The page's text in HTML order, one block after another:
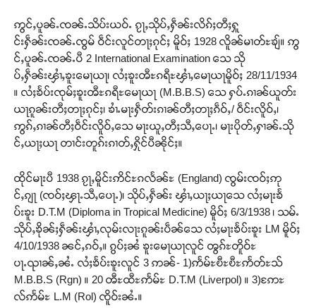
ဢွင်ႇပူၼ်ႉၸၼ်ႉသိပ်းယဝ်ႉ ၵႂႃႇသိုပ်ႇႁဵၼ်းလိၵ်ႈတီႈႁူ
င်းႁဵၼ်းၸၼ်ႉၸွမ် ဝဵင်းလူင်တႃႈၵုင်ႈ မိူဝ်ႈ 1928 လိူၼ်မၢတ်ႊၶျ်။ ဢွ
င်ႇပူၼ်ႉၸၼ်ႉပီ 2 International Examination သေ သို
ပ်ႇႁဵၼ်းၾၢႆႇၶူးမေႃယႃ၊ လႆႈၶူးၻီႊၵရီႊၾၢႆႇမေႃယႃမိူဝ်ႈ 28/11/1934
။ လႆႈၶႅပ်းၸုမ်ႈၶူးၻီႊၵရီႊမေႃယႃ (M.B.B.S) သေ ႁပ်ႉၵၢၼ်ယူတ်း
ယႃၵူၼ်းတီႈတႃႈၵုင်ႈ၊ ၶၢႆႉမႃးႁဵတ်းၵၢၼ်တီႈတႃႈၵဵဝ်ႇ/ ဝဵင်းလိူဝ်ႇ၊
ဢွၵ်ႇၵၢၼ်တီႈဝဵင်းလိူဝ်ႇသေ မႃးယူႇတီႈသီႇပေႃႉ၊ မႃးပိုတ်ႇႁၢၼ်ႉသို
င်ႇယႃႈယႃ တၢင်းတူၵ်းၵၢတ်ႇႁိုင်ပီၼိုင်ႈ။
ထိုင်မႃးပီ 1938 ၵႂႃႇမိူင်းဢိင်ႊၵလႅၼ်ႊ (England) ၸွမ်းၸဝ်ႈဢု
င်ႇၵျႃ (ၸဝ်ႈၾႃႉသီႇပေႃႉ)၊ သိုပ်ႇႁဵၼ်း ၾၢႆႇယႃႈယႃသေ လႆႈမႃးၶႅ
ပ်းၶူး D.T.M (Diploma in Tropical Medicine) မိူဝ်ႈ 6/3/1938 ၊ သမ်ႉ
သိုပ်ႇၶိုၼ်ႈႁဵၼ်းၾၢႆႇလုမ်းလႃးၵူၼ်းပဵၼ်သေ လႆႈမႃးၶႅပ်းၶူး LM မိူဝ်ႈ
4/10/1938 ၼင်ႇၵဝ်ႇ။ ၵွပ်ႈၼႆ ၶူးမေႃယႃလူင် ၻွၵ်ႊတိူဝ်ႊ
ပႃႉၺၢၼ်ႇၼႆႉ လႆႈၶႅပ်းၶူးလူင် 3 ဢၼ်- 1)ဢႅမ်ႊၿီႊၿီႊဢႅတ်ႊသ်
M.B.B.S (Rgn) ။ 20 ၻီႊထီႊဢႅမ်ႊ D.T.M (Liverpol) ။ 3)ဢႄႊ
လ်ဢႅမ်ႊ L.M (Rol) ၸိူဝ်းၼႆႉ။